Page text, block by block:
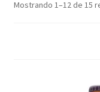
Conservas y Platos
Mostrando 1–12 de 15